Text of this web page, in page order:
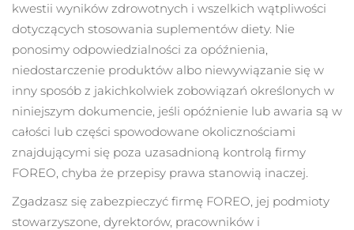
kwestii wyników zdrowotnych i wszelkich wątpliwości
dotyczących stosowania suplementów diety. Nie
ponosimy odpowiedzialności za opóźnienia,
niedostarczenie produktów albo niewywiązanie się w
inny sposób z jakichkolwiek zobowiązań określonych w
niniejszym dokumencie, jeśli opóźnienie lub awaria są w
całości lub części spowodowane okolicznościami
znajdującymi się poza uzasadnioną kontrolą firmy
FOREO, chyba że przepisy prawa stanowią inaczej.
Zgadzasz się zabezpieczyć firmę FOREO, jej podmioty
stowarzyszone, dyrektorów, pracowników i